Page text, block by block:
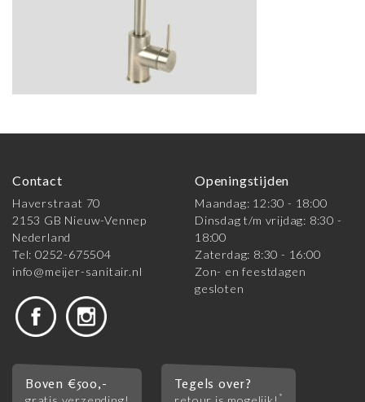
Contact
Haverstraat 70
2153 GB Nieuw-Vennep
Nederland
Tel: 0252-675504
info@meijer-sanitair.nl
Openingstijden
Maandag: 12:30 - 18:00
Dinsdag t/m vrijdag: 8:30 -
18:00
Zaterdag: 8:30 - 16:00
Zon- en feestdagen
gesloten
Boven €500,- Tegels over?
*